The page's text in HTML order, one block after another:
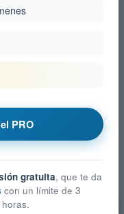
humano
PRO
gratuita, que te da
con un límite de 3